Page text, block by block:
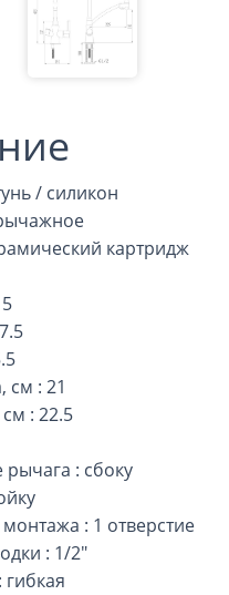
/ силикон
картридж
см : 21
: 22.5
: сбоку
: 1 отверстие
: 1/2"